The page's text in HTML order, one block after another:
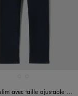
avec taille ajustable garçon